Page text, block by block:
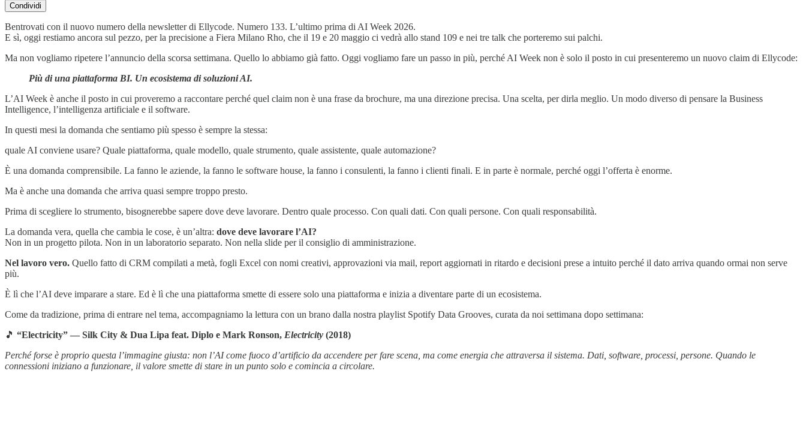
Condividi
Bentrovati con il nuovo numero della newsletter di Ellycode. Numero 133. L’ultimo prima di AI Week 2026.
E sì, oggi restiamo ancora sul pezzo, per la precisione a Fiera Milano Rho, che il 19 e 20 maggio ci vedrà allo stand 109 e nei tre talk che porteremo sui palchi.
Ma non vogliamo ripetere l’annuncio della scorsa settimana. Quello lo abbiamo già fatto. Oggi vogliamo fare un passo in più, perché AI Week non è solo il posto in cui presenteremo un nuovo claim di Ellycode:
Più di una piattaforma BI. Un ecosistema di soluzioni AI.
L’AI Week è anche il posto in cui proveremo a raccontare perché quel claim non è una frase da brochure, ma una direzione precisa. Una scelta, per dirla meglio. Un modo diverso di pensare la Business
Intelligence, l’intelligenza artificiale e il software.
In questi mesi la domanda che sentiamo più spesso è sempre la stessa:
quale AI conviene usare? Quale piattaforma, quale modello, quale strumento, quale assistente, quale automazione?
È una domanda comprensibile. La fanno le aziende, la fanno le software house, la fanno i consulenti, la fanno i clienti finali. E in parte è normale, perché oggi l’offerta è enorme.
Ma è anche una domanda che arriva quasi sempre troppo presto.
Prima di scegliere lo strumento, bisognerebbe sapere dove deve lavorare. Dentro quale processo. Con quali dati. Con quali persone. Con quali responsabilità.
La domanda vera, quella che cambia le cose, è un’altra: dove deve lavorare l’AI?
Non in un progetto pilota. Non in un laboratorio separato. Non nella slide per il consiglio di amministrazione.
Nel lavoro vero. Quello fatto di CRM compilati a metà, fogli Excel con nomi creativi, approvazioni via mail, report aggiornati in ritardo e decisioni prese a intuito perché il dato arriva quando ormai non serve
più.
È lì che l’AI deve imparare a stare. Ed è lì che una piattaforma smette di essere solo una piattaforma e inizia a diventare parte di un ecosistema.
Come da tradizione, prima di entrare nel tema, accompagniamo la lettura con un brano dalla nostra playlist Spotify Data Grooves, curata da noi settimana dopo settimana:
🎵 “Electricity” — Silk City & Dua Lipa feat. Diplo e Mark Ronson, Electricity (2018)
Perché forse è proprio questa l’immagine giusta: non l’AI come fuoco d’artificio da accendere per fare scena, ma come energia che attraversa il sistema. Dati, software, processi, persone. Quando le
connessioni iniziano a funzionare, il valore smette di stare in un punto solo e comincia a circolare.